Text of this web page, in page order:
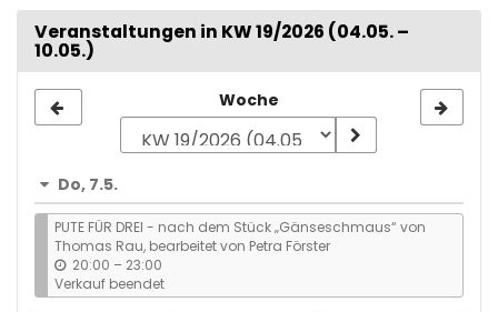
Veranstaltungen in KW 19/2026 (04.05. –
10.05.)
zur
auswählen
Woche
Do, 7.5.
PUTE FÜR DREI - nach dem Stück „Gänseschmaus“ von
Thomas Rau, bearbeitet von Petra Förster
20:00 –b
i
s
23:00
Verkauf beendet